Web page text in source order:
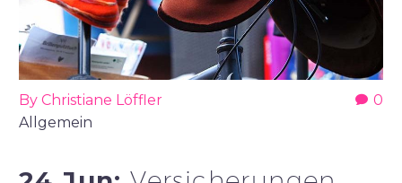
0
By Christiane Löffler
Allgemein